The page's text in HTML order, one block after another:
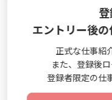
営業事務（受発
ントリー業務
9:00～16:50 週5日
東京都 中央区
エントリー後の
正式な仕事紹
また、登録後
登録者限定の仕